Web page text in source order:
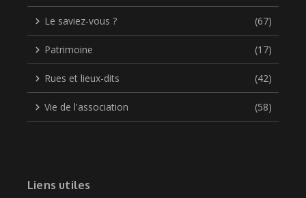
Le saviez-vous ? (67)
Patrimoine (17)
Rues et lieux-dits (42)
Vie de l'association (58)
Liens utiles